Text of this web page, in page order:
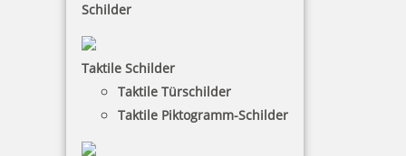
Schilder
Taktile Schilder
Taktile Türschilder
Taktile Piktogramm-Schilder
Mein Konto